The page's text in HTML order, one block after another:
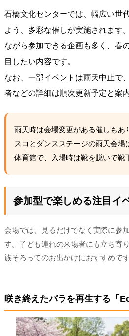
石橋文化センターでは、幅広い世
よう、多彩な催しが実施されます
ながら参加できる企画も多く、春
目したい内容です。
なお、一部イベントは雨天中止で
者などの詳細は順次更新予定と案
雨天時は会場変更がある催しもあ
スコとダンスステージの雨天会場
体育館で、入場時は靴を脱いで靴
参加型で楽しめる注目イ
会場では、見るだけでなく実際に参
す。子ども連れの来場者にも立ち寄
族そろってのお出かけにおすすめです
咲き終えたバラを再生する「